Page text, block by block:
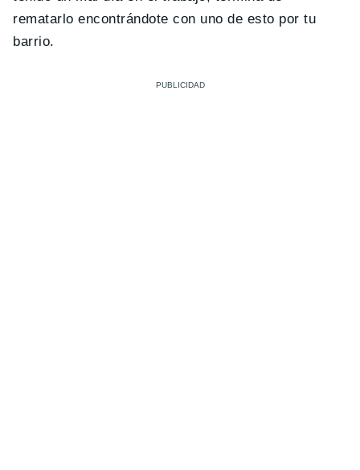
rematarlo encontrándote con uno de esto por tu
barrio.